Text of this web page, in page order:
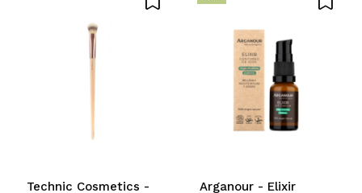
Technic Cosmetics -
Arganour - Elixir